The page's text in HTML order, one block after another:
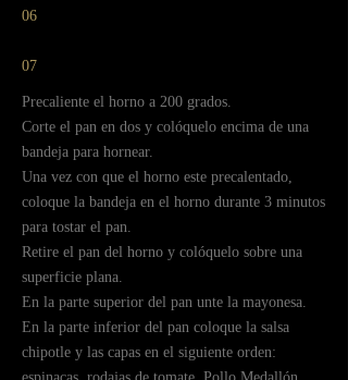
06
07
ㅤㅤPrecaliente el horno a 200 grados.
ㅤㅤCorte el pan en dos y colóquelo encima de una
bandeja para hornear.
ㅤㅤUna vez con que el horno este precalentado,
coloque la bandeja en el horno durante 3 minutos
para tostar el pan.
ㅤㅤRetire el pan del horno y colóquelo sobre una
superficie plana.
ㅤㅤEn la parte superior del pan unte la mayonesa.
ㅤㅤEn la parte inferior del pan coloque la salsa
chipotle y las capas en el siguiente orden: